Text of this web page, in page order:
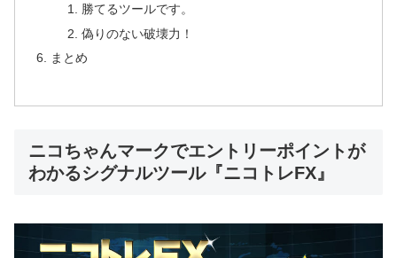
勝てるツールです。
偽りのない破壊力！
まとめ
ニコちゃんマークでエントリーポイントが
わかるシグナルツール『ニコトレFX』